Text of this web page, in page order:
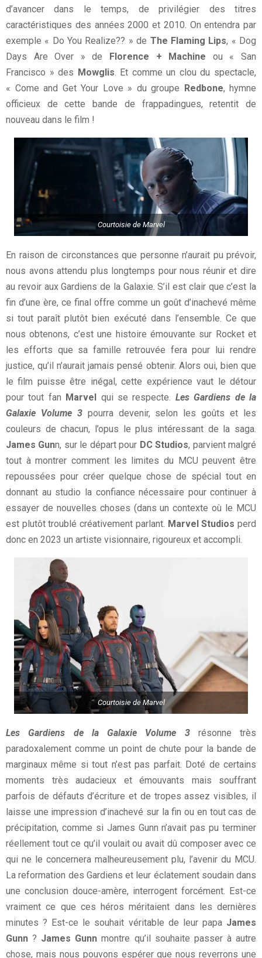
d’avancer dans le temps, de privilégier des titres
caractéristiques des années 2000 et 2010. On entendra par
exemple « Do You Realize?? » de The Flaming Lips, « Dog
Days Are Over » de
Florence + Machine ou « San
Francisco » des Mowglis. Et comme un clou du spectacle,
« Come and Get Your Love » du groupe
Redbone, hymne
officieux de cette bande de frappadingues, retentit de
nouveau dans le film !
Courtoisie de Marvel
En raison de circonstances que personne n’aurait pu prévoir,
nous avons attendu plus longtemps pour nous réunir et dire
au revoir aux Gardiens de la Galaxie. S’il est clair que c’est la
fin d’une ère, ce final offre comme un goût d’inachevé même
si tout paraît plutôt bien exécuté dans l’ensemble. Ce que
nous obtenons, c’est une histoire émouvante sur Rocket et
les efforts que sa famille retrouvée fera pour lui rendre
justice, qu’il n’aurait jamais pensé obtenir. Alors oui, bien que
le film puisse être inégal, cette expérience vaut le détour
pour tout fan Marvel qui se respecte. Les Gardiens de la
Galaxie Volume 3pourra devenir, selon les goûts et les
couleurs de chacun, l’opus le plus intéressant de la saga.
James Gunn, sur le départ pour DC Studios, parvient malgré
tout à montrer comment les limites du MCU peuvent être
repoussées pour créer quelque chose de spécial tout en
donnant au studio la confiance nécessaire pour continuer à
essayer de nouvelles choses (dans un contexte où le MCU
est plutôt troublé créativement parlant. Marvel Studios perd
donc en 2023 un artiste visionnaire, rigoureux et accompli.
Courtoisie de Marvel
Les Gardiens de la Galaxie Volume 3résonne très
paradoxalement comme un point de chute pour la bande de
marginaux même si tout n’est pas parfait. Doté de certains
moments très audacieux et émouvants mais souffrant
parfois de défauts d’écriture et de tropes assez visibles, il
laisse une impression d’inachevé sur la fin ou en tout cas de
précipitation, comme si James Gunn n’avait pas pu terminer
réellement tout ce qu’il voulait ou avait dû composer avec ce
qui ne le concernera malheureusement plu, l’avenir du MCU.
La reformation des Gardiens et leur éclatement soudain dans
une conclusion douce-amère, interrogent forcément. Est-ce
vraiment ce que ces héros méritaient dans les dernières
minutes ? Est-ce le souhait véritable de leur papa James
Gunn ? James Gunn montre qu’il souhaite passer à autre
chose, mais nous pouvons espérer que nous reverrons une